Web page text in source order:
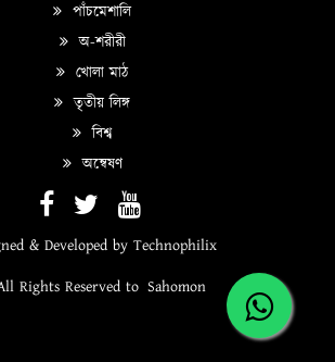
পাঁচমেশালি
অ-শরীরী
খোলা মাঠ
তৃতীয় লিঙ্গ
বিশ্ব
অন্বেষণ
& Developed by Technophilix
Rights Reserved to Sahomon